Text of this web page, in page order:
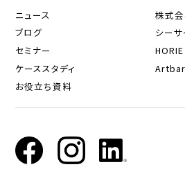
ニュース
ブログ
セミナー
ケーススタディ
お役立ち資料
株式
シー